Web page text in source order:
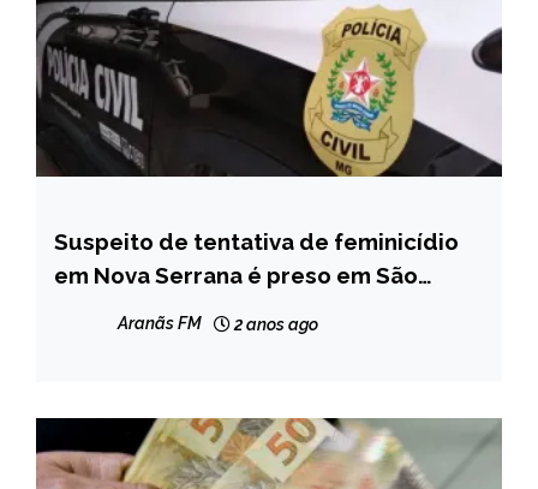
MINAS
GERAIS
NOTÍCIAS
Suspeito de tentativa de feminicídio
em Nova Serrana é preso em São
Aranãs FM 2 anos ago